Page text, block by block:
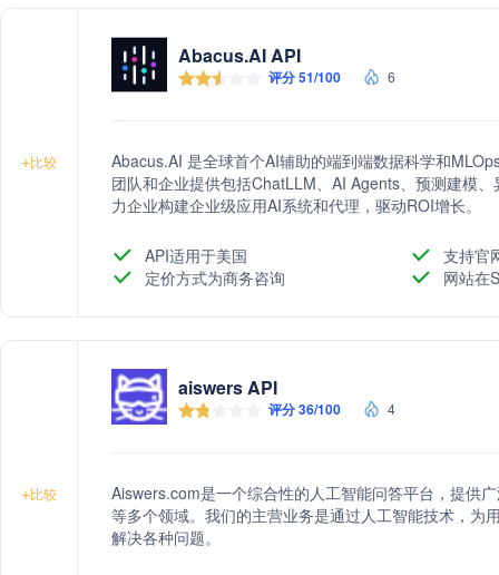
+比较
Abacus.AI API
评分 51/100 6
Abacus.AI 是全球首个AI辅助的端到端数据科学和
团队和企业提供包括ChatLLM、AI Agents、预测建模
力企业构建企业级应用AI系统和代理，驱动ROI增长。
API适用于美国
支持官
定价方式为商务咨询
网站在
+比较
aiswers API
评分 36/100 4
Aiswers.com是一个综合性的人工智能问答平台，提供
等多个领域。我们的主营业务是通过人工智能技术，为
解决各种问题。